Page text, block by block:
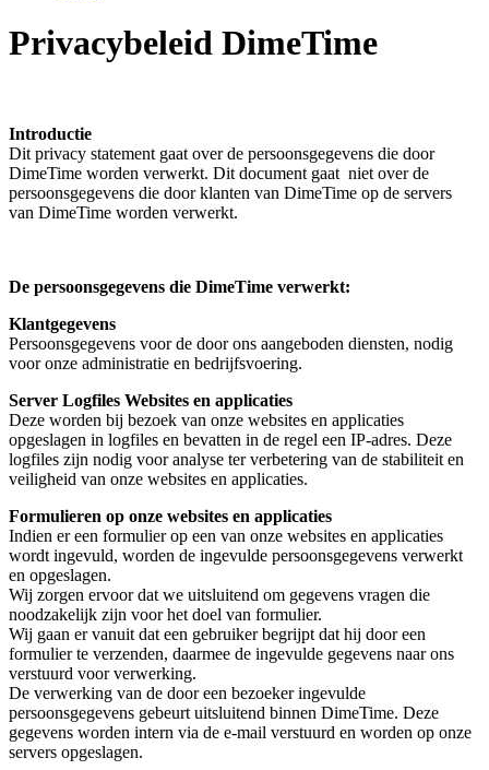
Privacybeleid DimeTime
Introductie
Dit privacy statement gaat over de persoonsgegevens die door
DimeTime worden verwerkt. Dit document gaat niet over de
persoonsgegevens die door klanten van DimeTime op de servers
van DimeTime worden verwerkt.
De persoonsgegevens die DimeTime verwerkt:
Klantgegevens
Persoonsgegevens voor de door ons aangeboden diensten, nodig
voor onze administratie en bedrijfsvoering.
Server Logfiles Websites en applicaties
Deze worden bij bezoek van onze websites en applicaties
opgeslagen in logfiles en bevatten in de regel een IP-adres. Deze
logfiles zijn nodig voor analyse ter verbetering van de stabiliteit en
veiligheid van onze websites en applicaties.
Formulieren op onze websites en applicaties
Indien er een formulier op een van onze websites en applicaties
wordt ingevuld, worden de ingevulde persoonsgegevens verwerkt
en opgeslagen.
Wij zorgen ervoor dat we uitsluitend om gegevens vragen die
noodzakelijk zijn voor het doel van formulier.
Wij gaan er vanuit dat een gebruiker begrijpt dat hij door een
formulier te verzenden, daarmee de ingevulde gegevens naar ons
verstuurd voor verwerking.
De verwerking van de door een bezoeker ingevulde
persoonsgegevens gebeurt uitsluitend binnen DimeTime. Deze
gegevens worden intern via de e-mail verstuurd en worden op onze
servers opgeslagen.